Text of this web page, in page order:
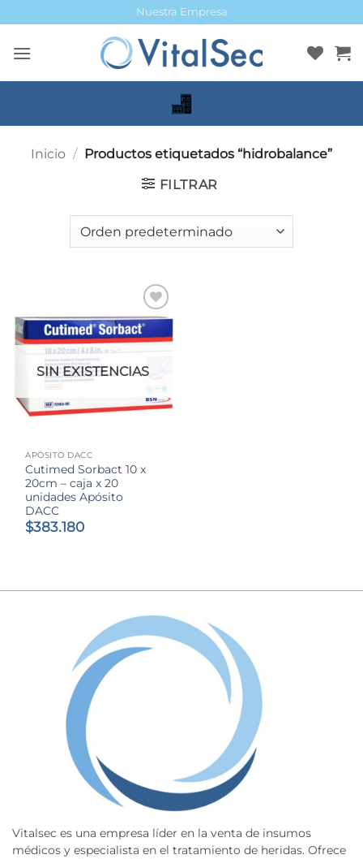
al
contenido
Nuestra Empresa
Inicio / Productos etiquetados “hidrobalance”
FILTRAR
SIN EXISTENCIAS
APÓSITO DACC
Cutimed Sorbact 10 x
20cm – caja x 20
unidades Apósito
DACC
$383.180
Vitalsec es una empresa líder en la venta de insumos
médicos y especialista en el tratamiento de heridas. Ofrece